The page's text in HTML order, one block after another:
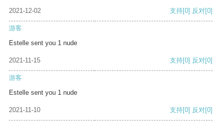
2021-12-02 支持[0] 反对[0]
游客
Estelle sent you 1 nude
2021-11-15 支持[0] 反对[0]
游客
Estelle sent you 1 nude
2021-11-10 支持[0] 反对[0]